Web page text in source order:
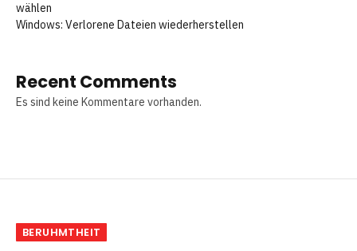
wählen
Windows: Verlorene Dateien wiederherstellen
Recent Comments
Es sind keine Kommentare vorhanden.
BERUHMTHEIT